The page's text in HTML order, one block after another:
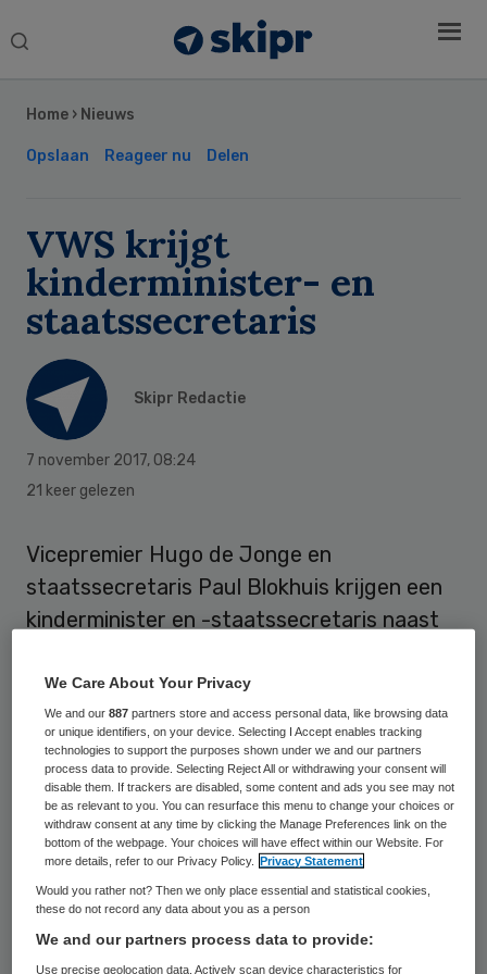
Search
Home › Nieuws
Opslaan Reageer nu Delen
VWS krijgt
kinderminister- en
staatssecretaris
Skipr Redactie
7 november 2017, 08:24
21 keer gelezen
Vicepremier Hugo de Jonge en
staatssecretaris Paul Blokhuis krijgen een
kinderminister en -staatssecretaris naast
bijvoorbeeld “me ongevraagd aan mijn jasje
trekken om me te wijzen op beleid dat beter
en kindvriendelijker kan”, stelt Blokhuis zich
voor.
De uitbreiding van het kersverse kabinet-
Rutte III was een idee van de
kinderburgemeester van Leeuwarden. Die
vroeg De Jonge en Blokhuis op een
themadag over jeugdbeleid in Amsterdam
Sidebar
We Care About Your Privacy
We and our887 partners store and access personal data, like browsing data
or unique identifiers, on your device. Selecting I Accept enables tracking
technologies to support the purposes shown under we and our partners
process data to provide. Selecting Reject All or withdrawing your consent will
disable them. If trackers are disabled, some content and ads you see may not
be as relevant to you. You can resurface this menu to change your choices or
withdraw consent at any time by clicking the Manage Preferences link on the
bottom of the webpage. Your choices will have effect within our Website. For
more details, refer to our Privacy Policy.
Privacy Statement
Would you rather not? Then we only place essential and statistical cookies,
these do not record any data about you as a person
We and our partners process data to provide:
Use precise geolocation data. Actively scan device characteristics for